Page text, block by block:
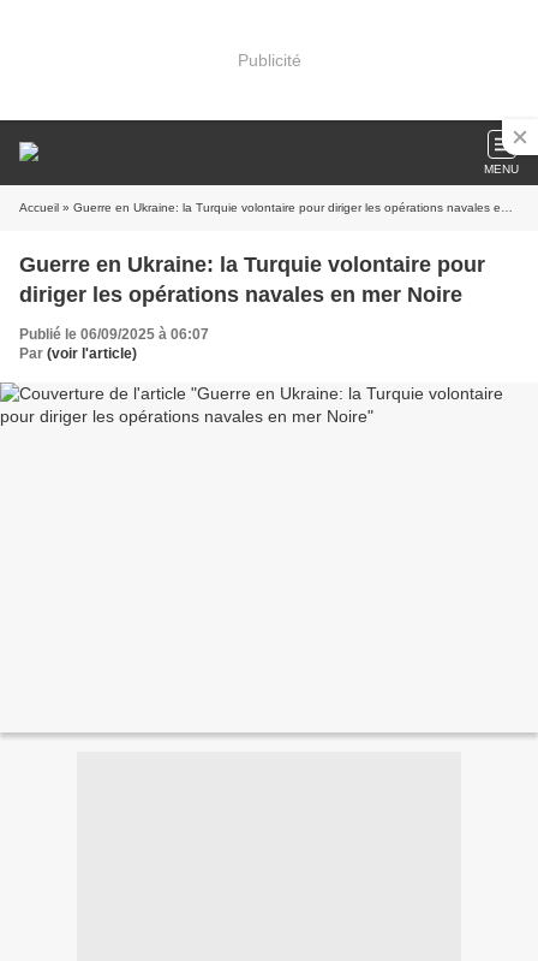
Publicité
MENU
Accueil » Guerre en Ukraine: la Turquie volontaire pour diriger les opérations navales en mer Noire
Guerre en Ukraine: la Turquie volontaire pour
diriger les opérations navales en mer Noire
Publié le 06/09/2025 à 06:07
Par (voir l'article)